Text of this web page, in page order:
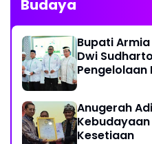
Budaya
Bupati Armia
Dwi
Pengelolaan
Anugerah
Kesetiaan